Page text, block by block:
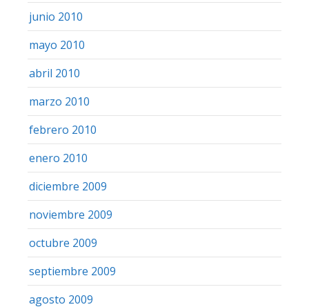
junio 2010
mayo 2010
abril 2010
marzo 2010
febrero 2010
enero 2010
diciembre 2009
noviembre 2009
octubre 2009
septiembre 2009
agosto 2009